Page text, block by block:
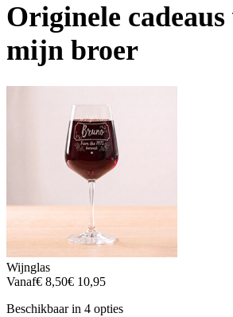
Originele
mijn broer
Wijnglas
Vanaf€ 8,50€ 10,95
Beschikbaar in 4 opties